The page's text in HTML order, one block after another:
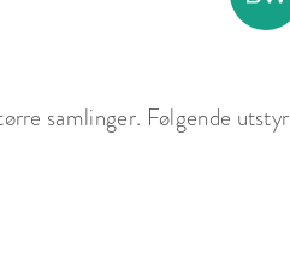
samlinger. Følgende utstyr